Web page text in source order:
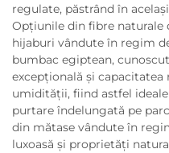
regulate, păstrând în
Opțiunile din fibre naturale
hijaburi vândute în regim
bumbac egiptean,
excepțională și capacitatea
umidității, fiind astfel
purtare îndelungată pe
din mătase vândute în
luxoasă și proprietăți